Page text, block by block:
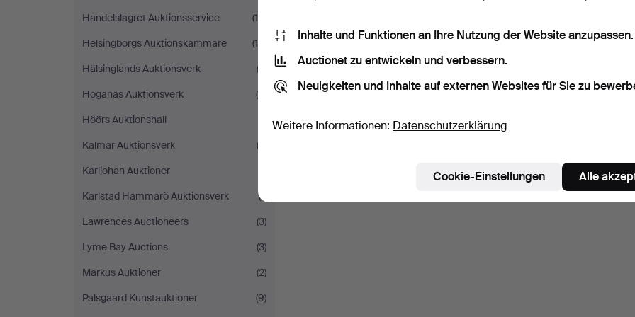
Handelslagret Auktionsservice
(18)
Helsingborgs Auktionskammare
(14)
Hälsinglands Auktionsverk
(2)
Höganäs Auktionsverk
(5)
Höörs Auktionshall
Kalmar Auktionsverk
(2)
Karljohan Auktioner
Karlstad Hammarö Auktionsverk
(1)
Lawrences Auctioneers
(3)
Lyme Bay Auctions
(3)
Markus Auktioner
(2)
Palsgaard Kunstauktioner
(9)
Inhalte und Funktionen an Ihre Nutzung der Website anzupassen.
Auctionet zu entwickeln und verbessern.
Neuigkeiten und Inhalte auf externen Websites für Sie zu
Weitere Informationen: Datenschutzerklärung
Cookie-Einstellungen Alle